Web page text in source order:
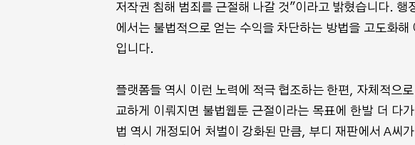
저작권 침해 범죄를 근절해 나갈 것"이라고 밝혔습니다.
에서는 불법적으로 얻는 수익을 차단하는 방법을 고도화
입니다.
플랫폼들 역시 이런 노력에 적극 협조하는 한편, 자체적으
교하게 이뤄지면 불법웹툰 근절이라는 목표에 한발 더 다
법 역시 개정되어 처벌이 강화된 만큼, 부디 재판에서 A씨